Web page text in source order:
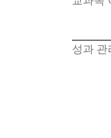
성과 관